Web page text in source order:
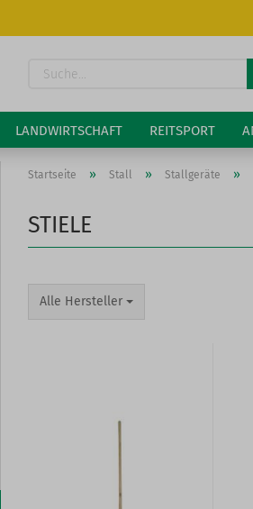
LANDWIRTSCHAFT REITSPORT
Startseite » Stall » Stallgeräte »
STIELE
Alle Hersteller